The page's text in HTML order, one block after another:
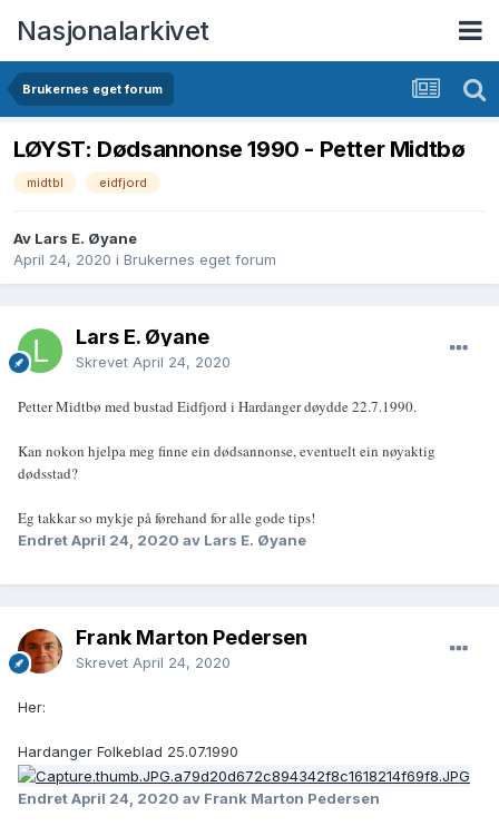
Nasjonalarkivet
Brukernes eget forum
LØYST: Dødsannonse 1990 - Petter Midtbø
midtbl eidfjord
Av Lars E. Øyane
April 24, 2020 i Brukernes eget forum
Lars E. Øyane
Skrevet April 24, 2020
Petter Midtbø med bustad Eidfjord i Hardanger døydde 22.7.1990.
Kan nokon hjelpa meg finne ein dødsannonse, eventuelt ein nøyaktig
dødsstad?
Eg takkar so mykje på førehand for alle gode tips!
EndretApril 24, 2020 av Lars E. Øyane
Frank Marton Pedersen
Skrevet April 24, 2020
Her:
Hardanger Folkeblad 25.07.1990
EndretApril 24, 2020 av Frank Marton Pedersen